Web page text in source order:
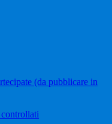
(da pubblicare in